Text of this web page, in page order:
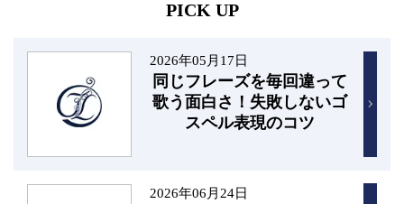
PICK UP
2026年05月17日
同じフレーズを毎回違って
歌う面白さ！失敗しないゴ
スペル表現のコツ
2026年06月24日